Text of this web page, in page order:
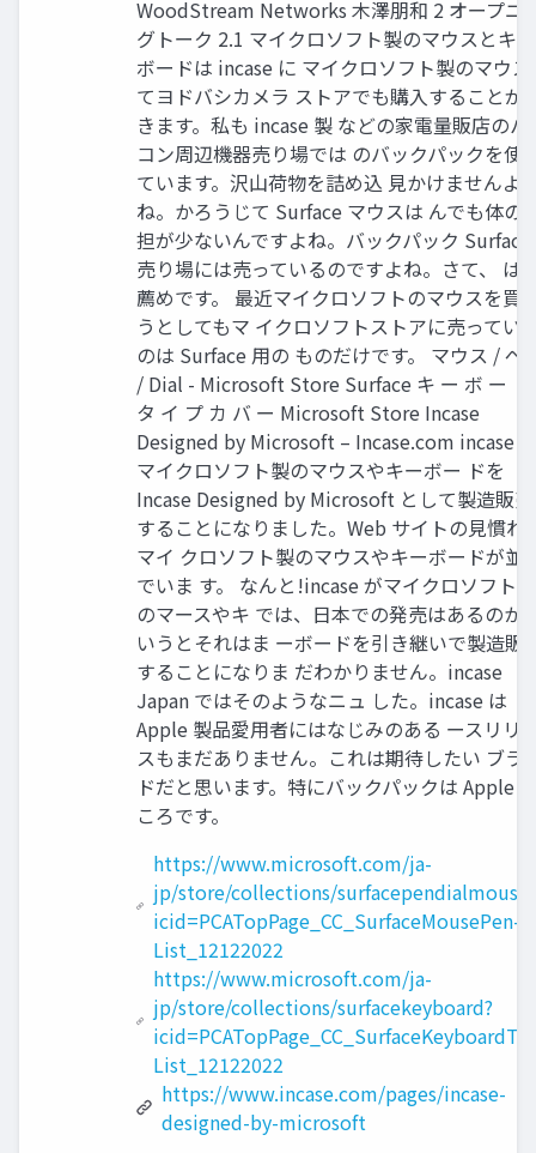
WoodStream Networks 木澤朋和 2 オープニ
グトーク 2.1 マイクロソフト製のマウスとキー
ボードは incase に マイクロソフト製のマウ
てヨドバシカメラ ストアでも購入することが
きます。私も incase 製 などの家電量販店のパ
コン周辺機器売り場では のバックパックを使
ています。沢山荷物を詰め込 見かけませんよ
ね。かろうじて Surface マウスは んでも体の
担が少ないんですよね。バックパック Surface
売り場には売っているのですよね。さて、 は
薦めです。 最近マイクロソフトのマウスを買
うとしてもマ イクロソフトストアに売ってい
のは Surface 用の ものだけです。 マウス / ペ
/ Dial - Microsoft Store Surface キ ー ボ ー
タ イ プ カ バ ー Microsoft Store Incase
Designed by Microsoft – Incase.com incase
マイクロソフト製のマウスやキーボー ドを
Incase Designed by Microsoft として製造販売
することになりました。Web サイトの見慣れ
マイ クロソフト製のマウスやキーボードが並
でいま す。 なんと!incase がマイクロソフト製
のマースやキ では、日本での発売はあるのか
いうとそれはま ーボードを引き継いで製造販
することになりま だわかりません。incase
Japan ではそのようなニュ した。incase は
Apple 製品愛用者にはなじみのある ースリリ
スもまだありません。これは期待したい ブラ
ドだと思います。特にバックパックは Apple
ころです。
https://www.microsoft.com/ja-
jp/store/collections/
icid=PCATopPage_CC_SurfaceMousePen-
List_12122022
https://www.microsoft.com/ja-
jp/store/collections/surfacekeyboard?
List_12122022
https://www.incase.com/pages/incase-
designed-by-microsoft